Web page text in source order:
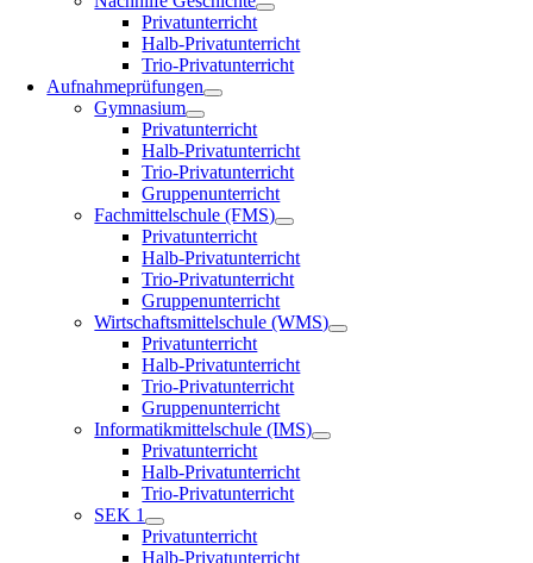
Privatunterricht
Halb-Privatunterricht
Trio-Privatunterricht
Aufnahmeprüfungen
Gymnasium
Privatunterricht
Halb-Privatunterricht
Trio-Privatunterricht
Gruppenunterricht
Fachmittelschule (FMS)
Privatunterricht
Halb-Privatunterricht
Trio-Privatunterricht
Gruppenunterricht
Wirtschaftsmittelschule (WMS)
Privatunterricht
Halb-Privatunterricht
Trio-Privatunterricht
Gruppenunterricht
Informatikmittelschule (IMS)
Privatunterricht
Halb-Privatunterricht
Trio-Privatunterricht
SEK 1
Privatunterricht
Halb-Privatunterricht